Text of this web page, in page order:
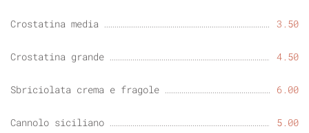
Crostatina media 3.50
Crostatina grande 4.50
Sbriciolata crema e fragole 6.00
Cannolo siciliano 5.00